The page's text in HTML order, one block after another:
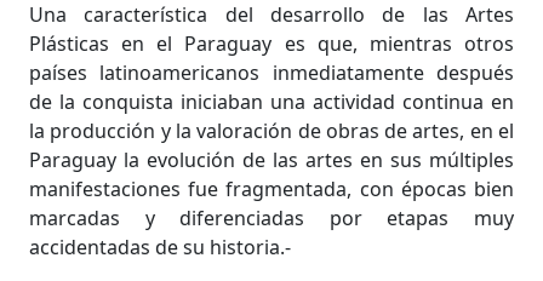
Una característica del desarrollo de las Artes
Plásticas en el Paraguay es que, mientras otros
países latinoamericanos inmediatamente después
de la conquista iniciaban una actividad continua en
la producción y la valoración de obras de artes, en el
Paraguay la evolución de las artes en sus múltiples
manifestaciones fue fragmentada, con épocas bien
marcadas y diferenciadas por etapas muy
accidentadas de su historia.-